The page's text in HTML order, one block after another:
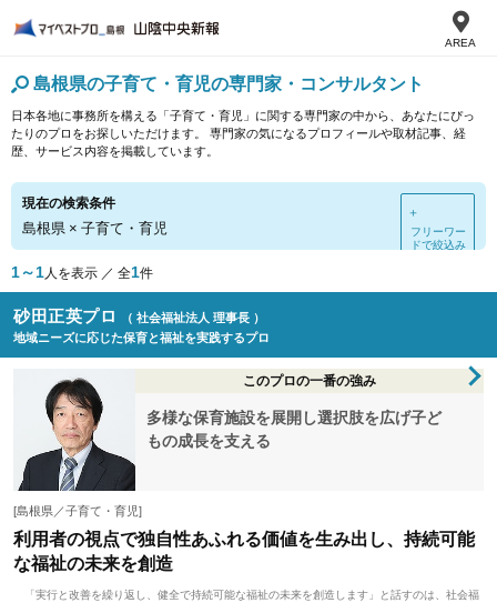
AREA
島根県の子育て・育児の専門家・コンサルタント
日本各地に事務所を構える「子育て・育児」に関する専門家の中から、あなたにぴっ
たりのプロをお探しいただけます。 専門家の気になるプロフィールや取材記事、経
歴、サービス内容を掲載しています。
現在の検索条件
島根県 × 子育て・育児
＋
フリーワー
ドで絞込み
1～1人を表示 ／ 全1件
砂田正英プロ
（ 社会福祉法人 理事長 ）
地域ニーズに応じた保育と福祉を実践するプロ
このプロの一番の強み
多様な保育施設を展開し選択肢を広げ子ど
もの成長を支える
[島根県／子育て・育児]
利用者の視点で独自性あふれる価値を生み出し、持続可能
な福祉の未来を創造
「実行と改善を繰り返し、健全で持続可能な福祉の未来を創造します」と話すのは、社会福